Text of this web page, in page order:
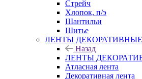
Стрейч
Хлопок, п/э
Шантильи
Шитье
ЛЕНТЫ ДЕКОРАТИВНЫЕ
Назад
ЛЕНТЫ
Атласная лента
Декоративная лента